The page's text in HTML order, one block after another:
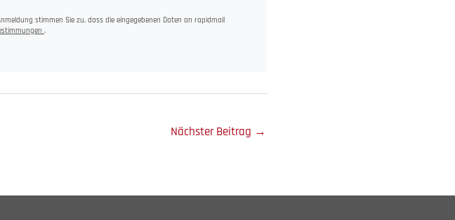
stimmen Sie zu, dass die eingegebenen Daten an rapidmail
.
Nächster Beitrag →